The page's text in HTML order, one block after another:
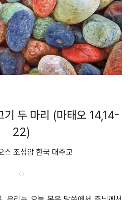
기 두 마리 (마태오 14,14-
22)
스 조성암 한국 대주교